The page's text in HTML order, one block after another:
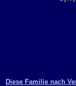
Diese Familie nach